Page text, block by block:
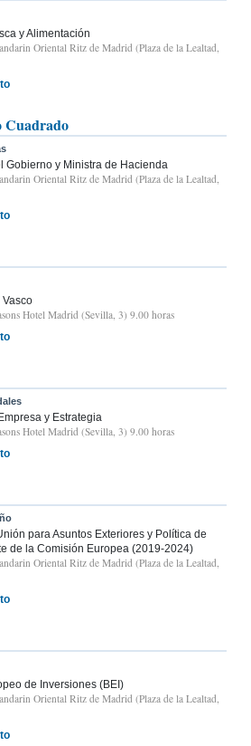
y Alimentación
Oriental Ritz de Madrid (Plaza de la Lealtad,
Cuadrado
Gobierno y Ministra de Hacienda
Oriental Ritz de Madrid (Plaza de la Lealtad,
Hotel Madrid (Sevilla, 3) 9.00 horas
y Estrategia
Hotel Madrid (Sevilla, 3) 9.00 horas
para Asuntos Exteriores y Política de
de la Comisión Europea (2019-2024)
Oriental Ritz de Madrid (Plaza de la Lealtad,
de Inversiones (BEI)
Oriental Ritz de Madrid (Plaza de la Lealtad,